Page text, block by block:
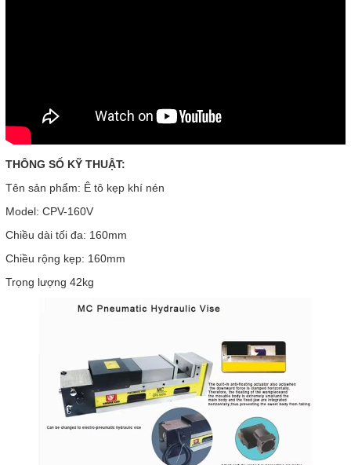
THÔNG SỐ KỸ THUẬT:
Tên sản phẩm: Ê tô kẹp khí nén
Model: CPV-160V
Chiều dài tối đa: 160mm
Chiều rộng kẹp: 160mm
Trọng lượng 42kg